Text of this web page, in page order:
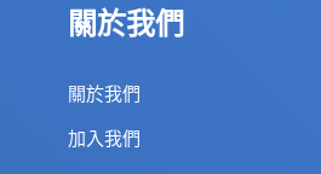
關於我們
關於我們
加入我們